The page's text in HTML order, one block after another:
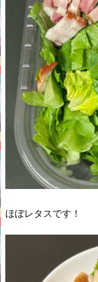
ほぼレタスです！